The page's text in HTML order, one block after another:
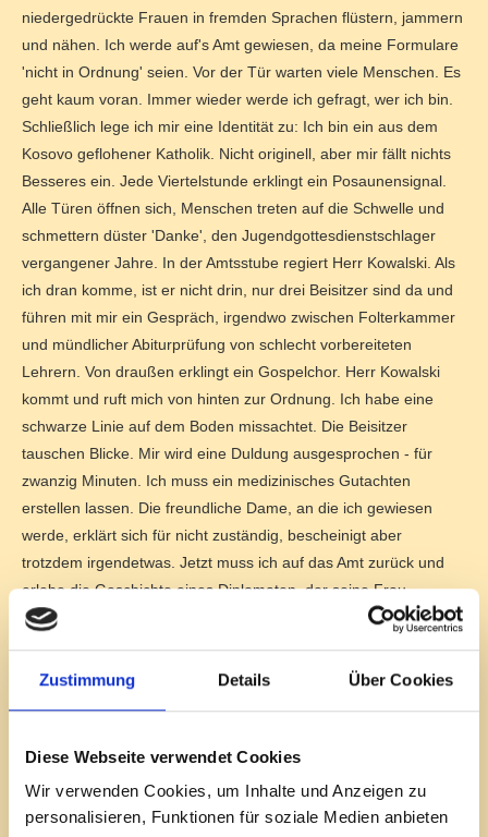
Zustimmung Details Über Cookies
Diese Webseite verwendet Cookies
Wir verwenden Cookies, um Inhalte und Anzeigen zu
personalisieren, Funktionen für soziale Medien anbieten
niedergedrückte Frauen in fremden Sprachen flüstern, jammern
und nähen. Ich werde auf's Amt gewiesen, da meine Formulare
'nicht in Ordnung' seien. Vor der Tür warten viele Menschen. Es
geht kaum voran. Immer wieder werde ich gefragt, wer ich bin.
Schließlich lege ich mir eine Identität zu: Ich bin ein aus dem
Kosovo geflohener Katholik. Nicht originell, aber mir fällt nichts
Besseres ein. Jede Viertelstunde erklingt ein Posaunensignal.
Alle Türen öffnen sich, Menschen treten auf die Schwelle und
schmettern düster 'Danke', den Jugendgottesdienstschlager
vergangener Jahre. In der Amtsstube regiert Herr Kowalski. Als
ich dran komme, ist er nicht drin, nur drei Beisitzer sind da und
führen mit mir ein Gespräch, irgendwo zwischen Folterkammer
und mündlicher Abiturprüfung von schlecht vorbereiteten
Lehrern. Von draußen erklingt ein Gospelchor. Herr Kowalski
kommt und ruft mich von hinten zur Ordnung. Ich habe eine
schwarze Linie auf dem Boden missachtet. Die Beisitzer
tauschen Blicke. Mir wird eine Duldung ausgesprochen - für
zwanzig Minuten. Ich muss ein medizinisches Gutachten
erstellen lassen. Die freundliche Dame, an die ich gewiesen
werde, erklärt sich für nicht zuständig, bescheinigt aber
trotzdem irgendetwas. Jetzt muss ich auf das Amt zurück und
erlebe die Geschichte eines Diplomaten, der seine Frau
misshandelt, aber aufgrund seines Status' nicht bestraft werden
abgelaufen. Der Blick schweift. Vieles gibt es hier auf drei
Menschen, die versuchen – in guter oder schlechter Absicht –
marodierenden Abschiebepolizisten und ... und ... und ...